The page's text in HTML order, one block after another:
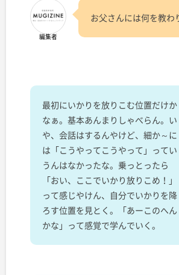
編集者
お父さんには何を教わ
最初にいかりを放りこむ位置だけか
なぁ。基本あんまりしゃべらん。い
や、会話はするんやけど、細か～に
は「こうやってこうやって」ってい
うんはなかったな。乗っとったら
「おい、ここでいかり放りこめ！」
って感じやけん、自分でいかりを降
ろす位置を見とく。「あーこのへん
かな」って感覚で学んでいく。